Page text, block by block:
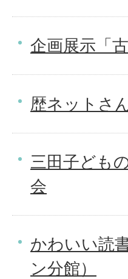
企画展示「
歴ネットさ
三田子ども
会
かわいい読
ン分館）